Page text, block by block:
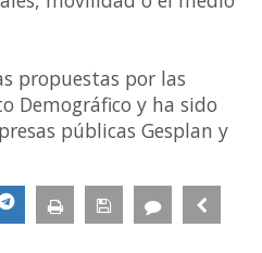
propuestas por las
Demográfico y ha sido
públicas Gesplan y